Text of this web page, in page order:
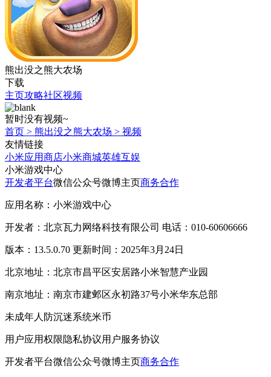
熊出没之熊大农场
下载
主页攻略社区视频
暂时没有视频~
首页 > 熊出没之熊大农场 > 视频
友情链接
小米应用商店小米商城英雄互娱
小米游戏中心
开发者平台微信公众号微博主页商务合作
应用名称：小米游戏中心
开发者：北京瓦力网络科技有限公司 电话：010-60606666
版本：13.5.0.70 更新时间：2025年3月24日
北京地址：北京市昌平区安居路小米智慧产业园
南京地址：南京市建邺区永初路37号小米华东总部
未成年人防沉迷系统米币
用户应用权限隐私协议用户服务协议
开发者平台微信公众号微博主页商务合作